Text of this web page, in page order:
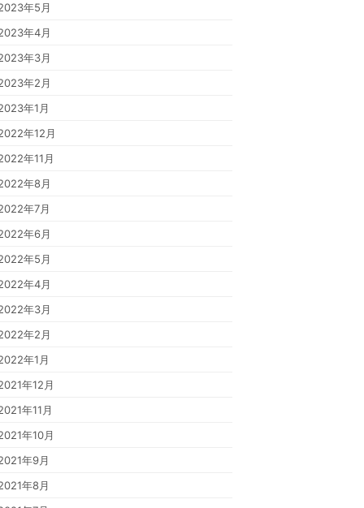
年5月
年4月
年3月
年2月
年1月
年12月
年11月
年8月
年7月
年6月
年5月
年4月
年3月
年2月
年1月
年12月
年11月
年10月
年9月
年8月